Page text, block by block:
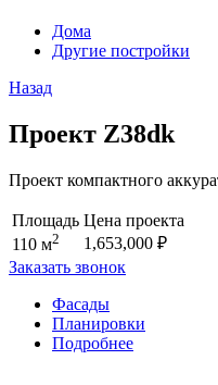
Дома
Другие постройки
Назад
Проект Z38dk
Проект компактного
Площадь
110 м2
Цена проекта
1,653,000 ₽
Заказать звонок
Фасады
Планировки
Подробнее